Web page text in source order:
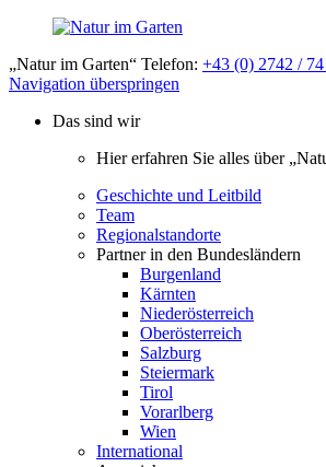
„Natur im Garten“ Telefon: +43 (0) 2742 /
Navigation überspringen
Das sind wir
Hier erfahren Sie alles über
Geschichte und Leitbild
Team
Regionalstandorte
Partner in den Bundesländern
Burgenland
Kärnten
Niederösterreich
Oberösterreich
Salzburg
Steiermark
Tirol
Vorarlberg
Wien
International